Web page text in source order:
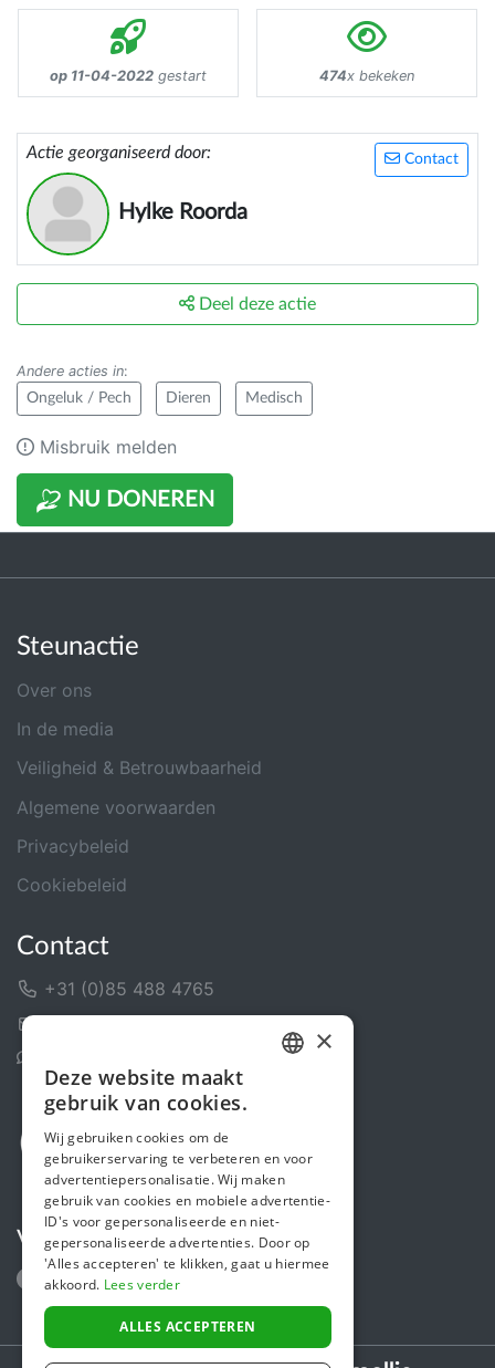
op 11-04-2022 gestart 474x bekeken
Contact
Actie georganiseerd door:
Hylke Roorda
NU DONEREN
Deel deze actie
Andere acties in:
Ongeluk / Pech Dieren Medisch
Misbruik melden
Steunactie
Over ons
In de media
Veiligheid & Betrouwbaarheid
Algemene voorwaarden
Privacybeleid
Cookiebeleid
Contact
+31 (0)85 488 4765
Volg ons
ENGLISH
×
Deze website maakt
gebruik van cookies.
Wij gebruiken cookies om de
gebruikerservaring te verbeteren en voor
advertentiepersonalisatie. Wij maken
gebruik van cookies en mobiele advertentie-
ID's voor gepersonaliseerde en niet-
gepersonaliseerde advertenties. Door op
'Alles accepteren' te klikken, gaat u hiermee
akkoord. Lees verder
ALLES ACCEPTEREN